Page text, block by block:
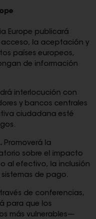
Europe publicará
acceso, la aceptación y
países europeos,
de información
interlocución con
y bancos centrales
ciudadana esté
Promoverá la
sobre el impacto
al efectivo, la inclusión
sistemas de pago.
de conferencias,
para que los
más vulnerables—